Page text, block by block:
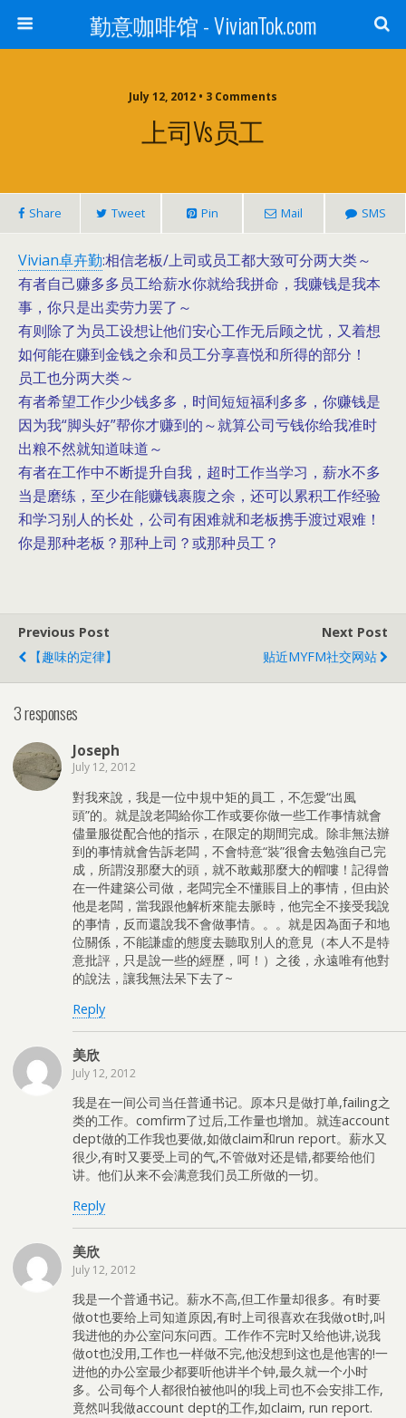
勤意咖啡馆 - VivianTok.com
July 12, 2012 • 3 Comments
上司vs员工
Share Tweet Pin Mail SMS
Vivian卓卉勤:相信老板/上司或员工都大致可分两大类～
有者自己赚多多员工给薪水你就给我拼命，我赚钱是我本
事，你只是出卖劳力罢了～
有则除了为员工设想让他们安心工作无后顾之忧，又着想
如何能在赚到金钱之余和员工分享喜悦和所得的部分！
员工也分两大类～
有者希望工作少少钱多多，时间短短福利多多，你赚钱是
因为我“脚头好”帮你才赚到的～就算公司亏钱你给我准时
出粮不然就知道味道～
有者在工作中不断提升自我，超时工作当学习，薪水不多
当是磨练，至少在能赚钱裹腹之余，还可以累积工作经验
和学习别人的长处，公司有困难就和老板携手渡过艰难！
你是那种老板？那种上司？或那种员工？
Previous Post
【趣味的定律】
Next Post
贴近MYFM社交网站
3 responses
Joseph
July 12, 2012
對我來說，我是一位中規中矩的員工，不怎愛“出風
頭”的。就是說老闆給你工作或要你做一些工作事情就會
儘量服從配合他的指示，在限定的期間完成。除非無法辦
到的事情就會告訴老闆，不會特意“裝”很會去勉強自己完
成，所謂沒那麼大的頭，就不敢戴那麼大的帽嘍！記得曾
在一件建築公司做，老闆完全不懂賬目上的事情，但由於
他是老闆，當我跟他解析來龍去脈時，他完全不接受我說
的事情，反而還說我不會做事情。。。就是因為面子和地
位關係，不能謙虛的態度去聽取別人的意見（本人不是特
意批評，只是說一些的經歷，呵！）之後，永遠唯有他對
的說法，讓我無法呆下去了~
Reply
美欣
July 12, 2012
我是在一间公司当任普通书记。原本只是做打单,failing之
类的工作。comfirm了过后,工作量也增加。就连account
dept做的工作我也要做,如做claim和run report。薪水又
很少,有时又要受上司的气,不管做对还是错,都要给他们
讲。他们从来不会满意我们员工所做的一切。
Reply
美欣
July 12, 2012
我是一个普通书记。薪水不高,但工作量却很多。有时要
做ot也要给上司知道原因,有时上司很喜欢在我做ot时,叫
我进他的办公室问东问西。工作作不完时又给他讲,说我
做ot也没用,工作也一样做不完,他没想到这也是他害的!一
进他的办公室最少都要听他讲半个钟,最久就一个小时
多。公司每个人都很怕被他叫的!我上司也不会安排工作,
竟然叫我做account dept的工作,如claim, run report.